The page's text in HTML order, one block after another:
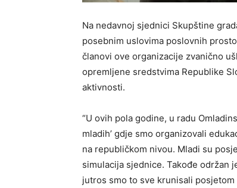
Na nedavnoj sjednici Skupštine
posebnim uslovima poslovnih
članovi ove organizacije zvanično
opremljene sredstvima Republike
aktivnosti.
“U ovih pola godine, u radu
mladih’ gdje smo organizovali
na republičkom nivou. Mladi su
simulacija sjednice. Takođe održan
jutros smo to sve krunisali